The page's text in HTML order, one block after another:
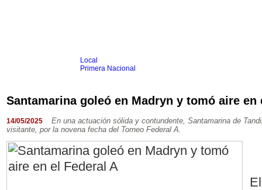
Local
Primera Nacional
Agrario
Boxeo
Ciclismo
Gim. Artística
Golf
Santamarina goleó en Madryn y tomó aire en
14/05/2025
En una actuación sólida y contundente, Santamarina de
visitante, por la novena fecha del Torneo Federal A.